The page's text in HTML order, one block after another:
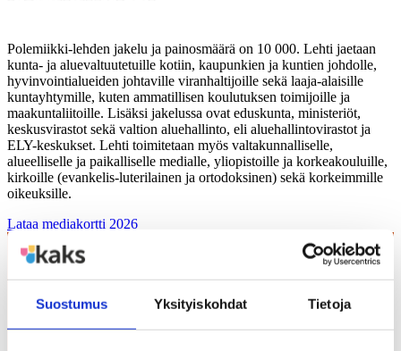
Suostumus Yksityiskohdat Tietoja
Polemiikki-lehden jakelu ja painosmäärä on 10 000. Lehti jaetaan
kunta- ja aluevaltuutetuille kotiin, kaupunkien ja kuntien johdolle,
hyvinvointialueiden johtaville viranhaltijoille sekä laaja-alaisille
kuntayhtymille, kuten ammatillisen koulutuksen toimijoille ja
maakuntaliitoille. Lisäksi jakelussa ovat eduskunta, ministeriöt,
keskusvirastot sekä valtion aluehallinto, eli aluehallintovirastot ja
ELY-keskukset. Lehti toimitetaan myös valtakunnalliselle,
alueelliselle ja paikalliselle medialle, yliopistoille ja korkeakouluille,
kirkoille (evankelis-luterilainen ja ortodoksinen) sekä korkeimmille
oikeuksille.
Lataa mediakortti 2026